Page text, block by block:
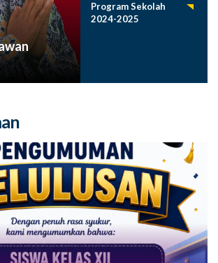
Program Sekolah
2024-2025